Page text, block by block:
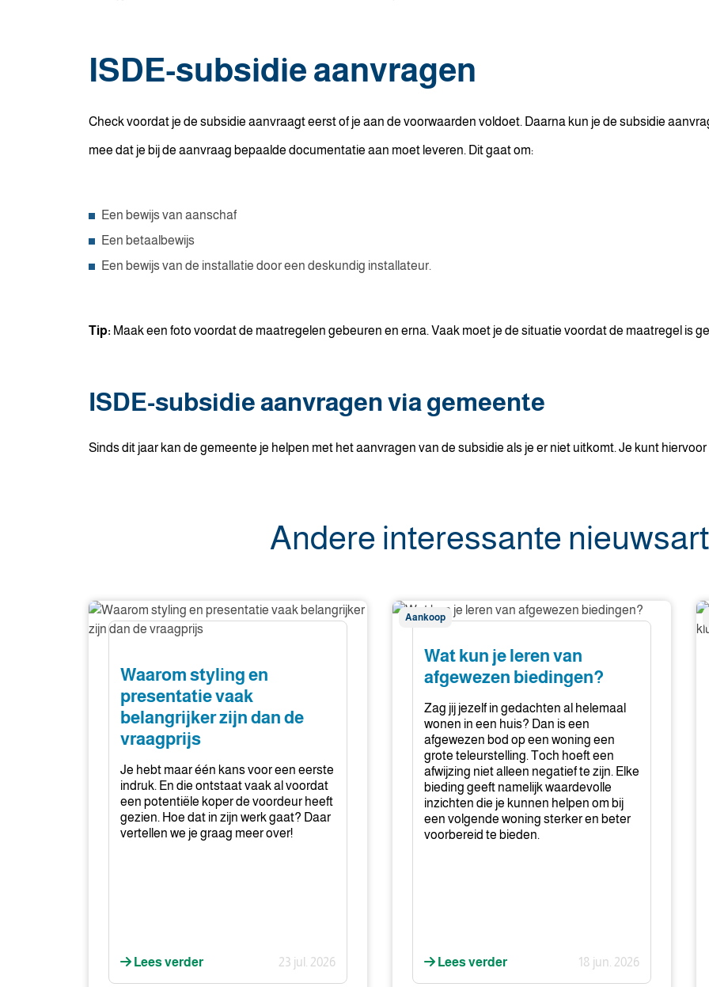
ISDE-subsidie aanvragen
Check voordat je de subsidie aanvraagt eerst of je aan de voorwaarden voldoet. Daarna kun je de subsidie
mee dat je bij de aanvraag bepaalde documentatie aan moet leveren. Dit gaat om:
Een bewijs van aanschaf
Een betaalbewijs
Een bewijs van de installatie door een deskundig installateur.
Tip: Maak een foto voordat de maatregelen gebeuren en erna. Vaak moet je de situatie voordat de maatregel is
ISDE-subsidie aanvragen via gemeente
Sinds dit jaar kan de gemeente je helpen met het aanvragen van de subsidie als je er niet uitkomt. Je kunt
Andere interessante
Waarom
styling
presentatie
belangrijker
vraagprijs
Waarom styling en
presentatie vaak
belangrijker zijn dan de
vraagprijs
Je hebt maar één kans voor een eerste
indruk. En die ontstaat vaak al voordat
een potentiële koper de voordeur heeft
gezien. Hoe dat in zijn werk gaat? Daar
vertellen we je graag meer over!
Lees verder 23 jul. 2026
Wat
afgewezen
biedingen?
Aankoop
Wat kun je leren van
afgewezen biedingen?
Zag jij jezelf in gedachten al helemaal
wonen in een huis? Dan is een
afgewezen bod op een woning een
grote teleurstelling. Toch hoeft een
afwijzing niet alleen negatief te zijn. Elke
bieding geeft namelijk waardevolle
inzichten die je kunnen helpen om bij
een volgende woning sterker en beter
voorbereid te bieden.
Lees verder 18 jun. 2026